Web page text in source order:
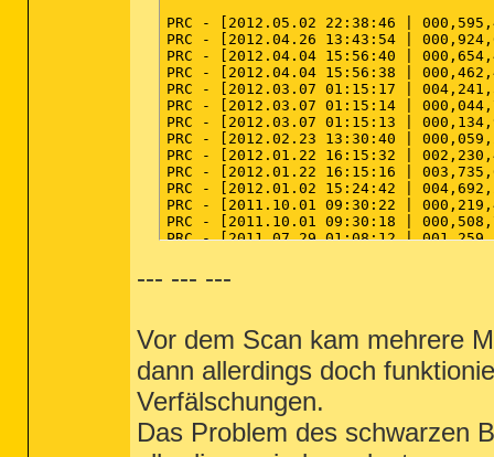
PRC - [2012.05.02 22:38:46 |
PRC - [2012.04.26 13:43:54 |
PRC - [2012.04.04 15:56:40 |
PRC - [2012.04.04 15:56:38 |
PRC - [2012.03.07 01:15:17 |
PRC - [2012.03.07 01:15:14 |
PRC - [2012.03.07 01:15:13 |
PRC - [2012.02.23 13:30:40 |
PRC - [2012.01.22 16:15:32 |
PRC - [2012.01.22 16:15:16 |
PRC - [2012.01.02 15:24:42 |
PRC - [2011.10.01 09:30:22 |
PRC - [2011.10.01 09:30:18 |
PRC - [2011.07.29 01:08:12 |
PRC - [2011.02.25 10:46:22 |
PRC - [2011.02.23 14:05:04 |
PRC - [2011.02.15 11:47:02 |
PRC - [2011.02.14 13:23:50 |
PRC - [2011.02.01 13:20:48 |
PRC - [2011.02.01 13:20:46 |
PRC - [2011.01.29 05:36:18 |
PRC - [2011.01.17 19:50:34 |
--- --- ---
Vor dem Scan kam mehrere
dann allerdings doch
Verfälschungen.
Das Problem des schwarzen